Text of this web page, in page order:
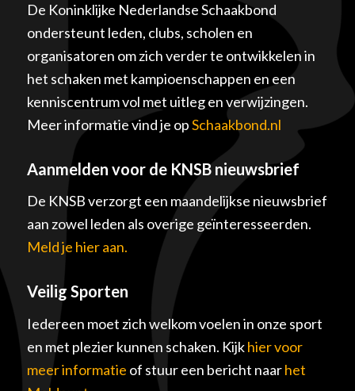
De Koninklijke Nederlandse Schaakbond
ondersteunt leden, clubs, scholen en
organisatoren om zich verder te ontwikkelen in
het schaken met kampioenschappen en een
kenniscentrum vol met uitleg en verwijzingen.
Meer informatie vind je opSchaakbond.nl
Aanmelden voor de KNSB nieuwsbrief
De KNSB verzorgt een maandelijkse nieuwsbrief
aan zowel leden als overige geïnteresseerden.
Meld je hier aan.
Veilig Sporten
Iedereen moet zich welkom voelen in onze sport
en met plezier kunnen schaken. Kijkhier voor
meer informatie of stuur een bericht naarhet